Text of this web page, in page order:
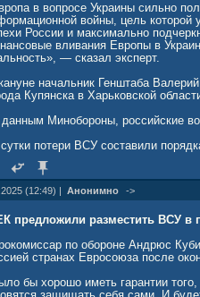
в вопросе Украины сильно
войны, цель которой
России и максимально
вливания Европы в
— сказал эксперт.
начальник Генштаба
Купянска в Харьковской
Минобороны, российские
потери ВСУ составили
(12:49) | Анонимно ->
предложили разместить ВСУ в
по обороне Андрюс
странах Евросоюза после
бы хорошо иметь гарантии